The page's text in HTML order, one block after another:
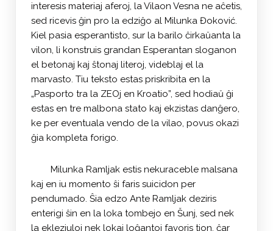
interesis materiaj aferoj, la Vilaon Vesna ne aĉetis,
sed ricevis ĝin pro la edziĝo al Milunka Đoković.
Kiel pasia esperantisto, sur la barilo ĉirkaŭanta la
vilon, li konstruis grandan Esperantan sloganon
el betonaj kaj ŝtonaj literoj, videblaj el la
marvasto. Tiu teksto estas priskribita en la
„Pasporto tra la ZEOj en Kroatio”, sed hodiaŭ ĝi
estas en tre malbona stato kaj ekzistas danĝero,
ke per eventuala vendo de la vilao, povus okazi
ĝia kompleta forigo.
Milunka Ramljak estis nekuraceble malsana
kaj en iu momento ŝi faris suicidon per
pendumado. Ŝia edzo Ante Ramljak deziris
enterigi ŝin en la loka tombejo en Šunj, sed nek
la ekleziuloj nek lokaj loĝantoj favoris tion, ĉar